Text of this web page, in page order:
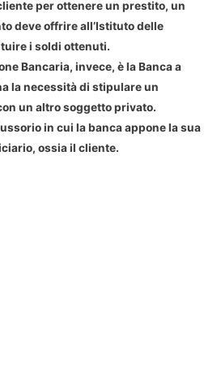
per ottenere un prestito, un
deve offrire all’Istituto delle
i soldi ottenuti.
Bancaria, invece, è la Banca a
la necessità di stipulare un
un altro soggetto privato.
in cui la banca appone la sua
ossia il cliente.